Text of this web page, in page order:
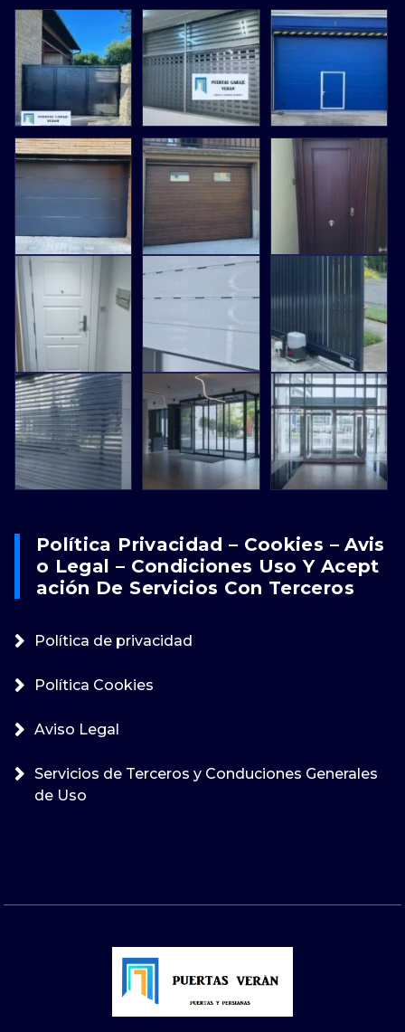
Política Privacidad – Cookies – Avis
O Legal – Condiciones Uso Y Acept
Ación De Servicios Con Terceros
Política de privacidad
Política Cookies
Aviso Legal
Servicios de Terceros y Conduciones Generales
de Uso